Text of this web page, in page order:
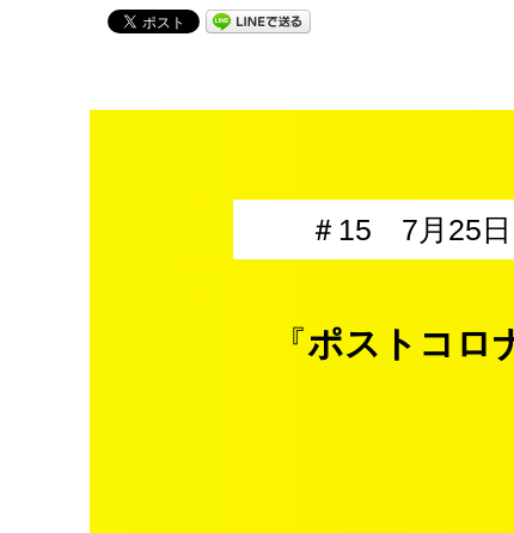
＃15 7月25日
『ポストコロ